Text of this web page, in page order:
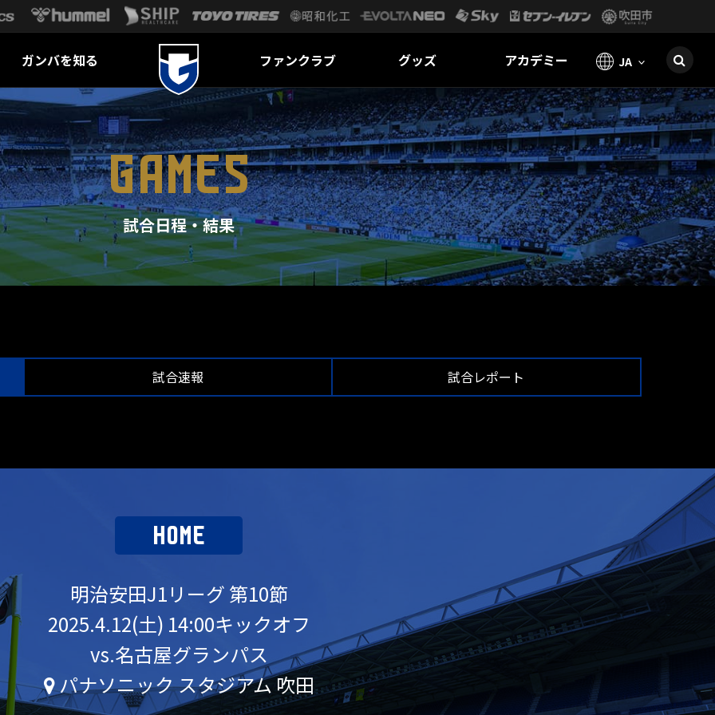
ガンバを知る ファンクラブ グッズ アカデミー JA
GAMES
試合日程・結果
試合速報 試合レポート
HOME
明治安田J1リーグ 第10節
2025.4.12(土) 14:00キックオフ
vs.名古屋グランパス
パナソニック スタジアム 吹田